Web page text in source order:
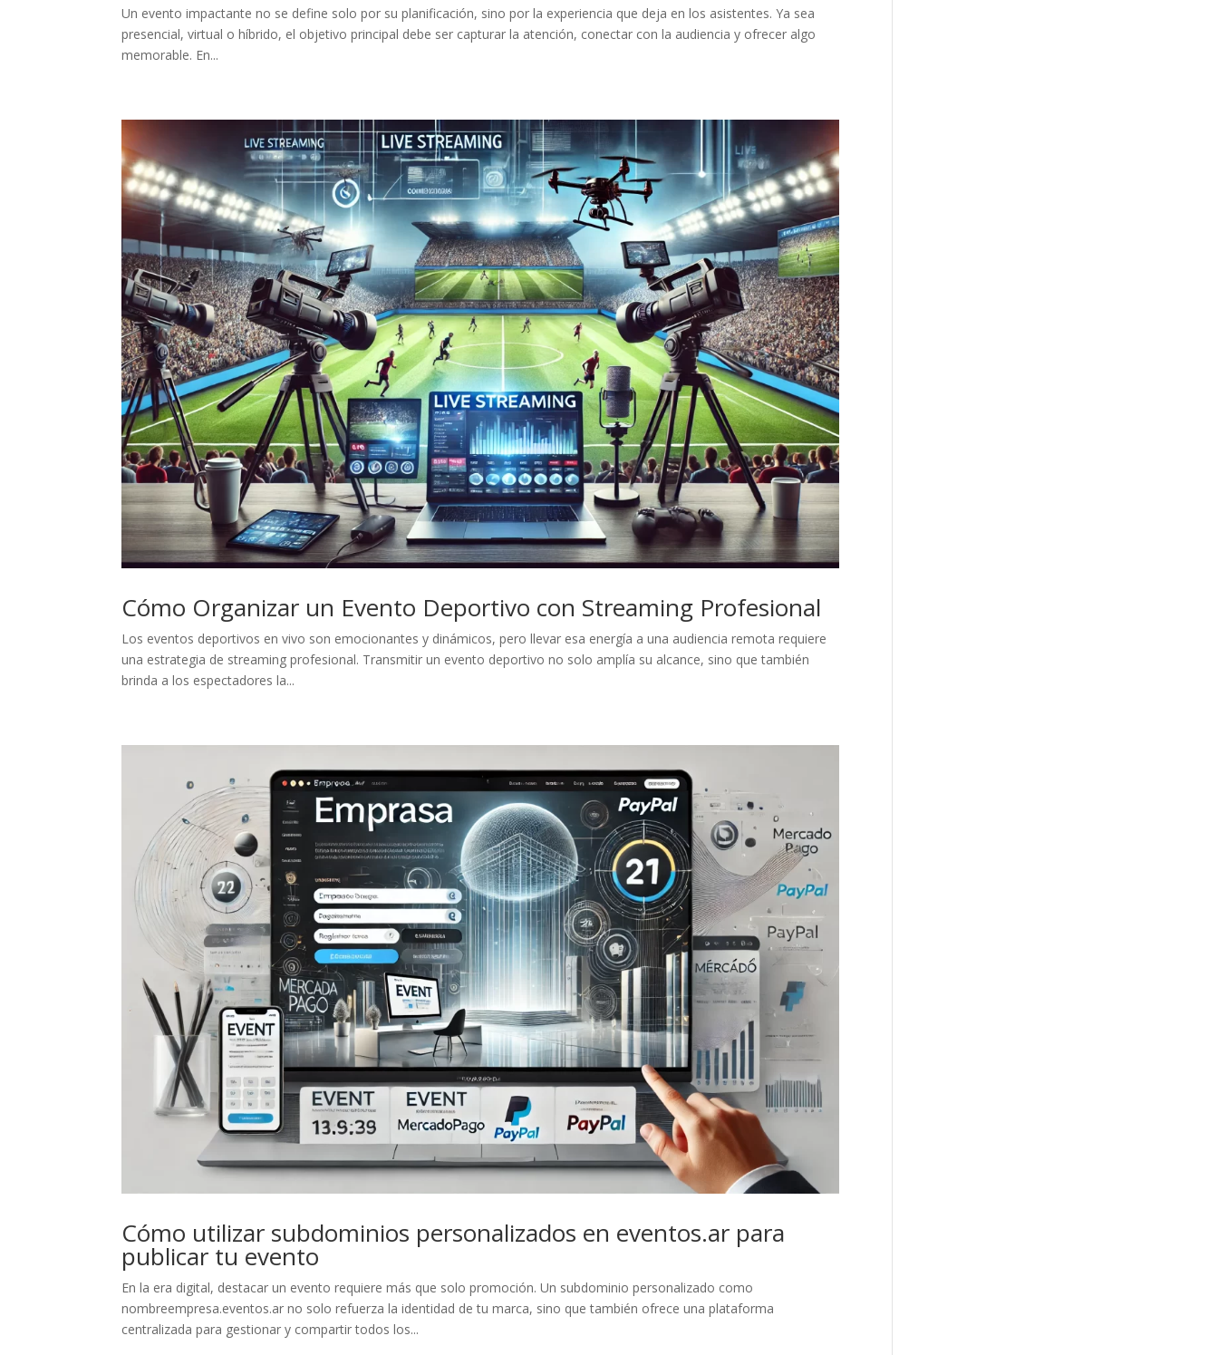
Un evento impactante no se define solo por su planificación, sino por la experiencia que deja en los asistentes. Ya sea
presencial, virtual o híbrido, el objetivo principal debe ser capturar la atención, conectar con la audiencia y ofrecer algo
memorable. En...
Cómo Organizar un Evento Deportivo con Streaming Profesional
Los eventos deportivos en vivo son emocionantes y dinámicos, pero llevar esa energía a una audiencia remota requiere
una estrategia de streaming profesional. Transmitir un evento deportivo no solo amplía su alcance, sino que también
brinda a los espectadores la...
Cómo utilizar subdominios personalizados en eventos.ar para
publicar tu evento
En la era digital, destacar un evento requiere más que solo promoción. Un subdominio personalizado como
nombreempresa.eventos.ar no solo refuerza la identidad de tu marca, sino que también ofrece una plataforma
centralizada para gestionar y compartir todos los...